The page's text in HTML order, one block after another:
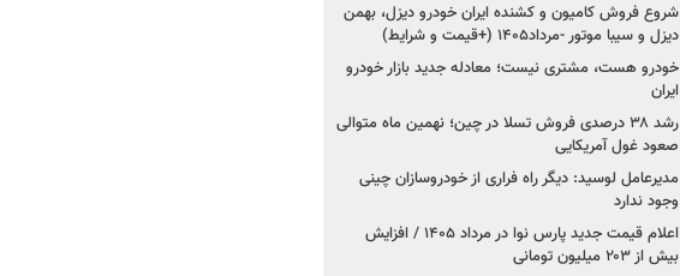
شروع فروش کامیون و کشنده ایران خودرو دیزل، بهمن
دیزل و سیبا موتور -مرداد۱۴۰۵ (+قیمت و شرایط)
خودرو هست، مشتری نیست؛ معادله جدید بازار خودرو
ایران
رشد ۳۸ درصدی فروش تسلا در چین؛ نهمین ماه متوالی
صعود غول آمریکایی
مدیرعامل لوسید: دیگر راه فراری از خودروسازان چینی
وجود ندارد
اعلام قیمت جدید پارس نوا در مرداد ۱۴۰۵ / افزایش
بیش از ۲۰۳ میلیون تومانی